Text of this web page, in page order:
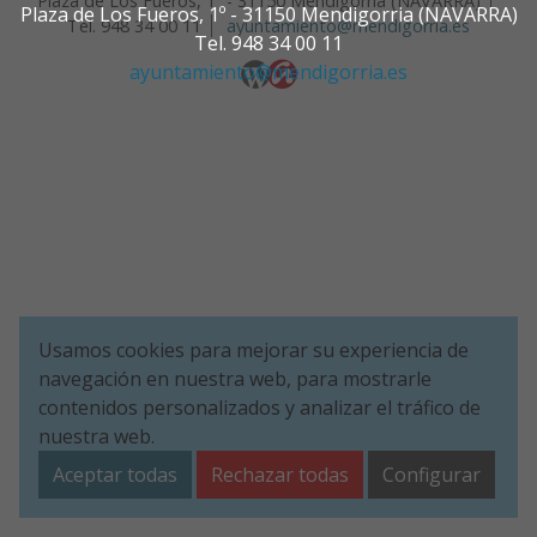
Plaza de Los Fueros, 1º - 31150 Mendigorria (NAVARRA)
Tel. 948 34 00 11
ayuntamiento@mendigorria.es
Tel. 948 34 00 11
ayuntamiento@mendigorria.es
Usamos cookies para mejorar su experiencia de
navegación en nuestra web, para mostrarle
contenidos personalizados y analizar el tráfico de
nuestra web.
Aceptar todas
Rechazar todas Configurar